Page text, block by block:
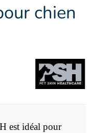
chien
est idéal pour